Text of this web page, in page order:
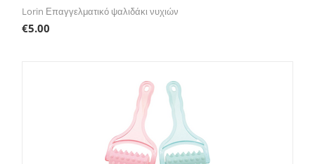
Lorin Επαγγελματικό ψαλιδάκι νυχιών
€5.00